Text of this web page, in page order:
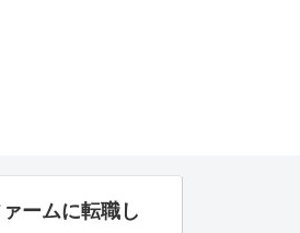
ームに転職し